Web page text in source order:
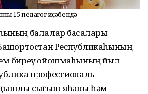
15 педагог иҫәбендә
балалар баҡсалары
Республикаһының
биреү ойошмаһының йыл
профессиональ
сығыш яһаны һәм